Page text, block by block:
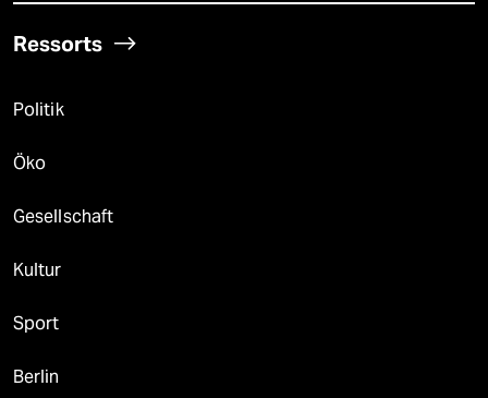
Ressorts
Politik
Öko
Gesellschaft
Kultur
Sport
Berlin